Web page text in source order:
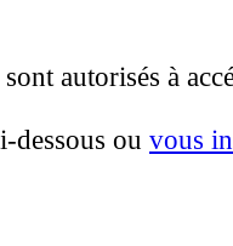
autorisés à
dessous ou vous